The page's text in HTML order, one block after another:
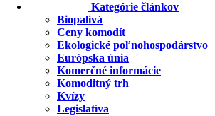
Kategórie článkov
Biopalivá
Ceny komodít
Ekologické poľnohospodárstvo
Európska únia
Komerčné informácie
Komoditný trh
Kvízy
Legislatíva